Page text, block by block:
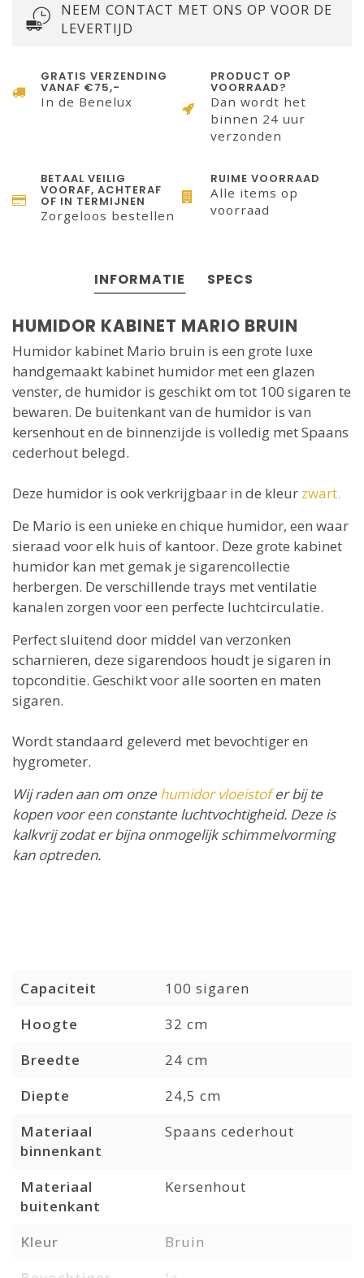
NEEM CONTACT MET ONS OP VOOR DE
LEVERTIJD
GRATIS VERZENDING
VANAF €75,-
In de Benelux
PRODUCT OP
VOORRAAD?
Dan wordt het
binnen 24 uur
verzonden
BETAAL VEILIG
VOORAF, ACHTERAF
OF IN TERMIJNEN
Zorgeloos bestellen
RUIME VOORRAAD
Alle items op
voorraad
INFORMATIE SPECS
HUMIDOR KABINET MARIO BRUIN
Humidor kabinet Mario bruin is een grote luxe
handgemaakt kabinet humidor met een glazen
venster, de humidor is geschikt om tot 100 sigaren te
bewaren. De buitenkant van de humidor is van
kersenhout en de binnenzijde is volledig met Spaans
cederhout belegd.
Deze humidor is ook verkrijgbaar in de kleur zwart.
De Mario is een unieke en chique humidor, een waar
sieraad voor elk huis of kantoor. Deze grote kabinet
humidor kan met gemak je sigarencollectie
herbergen. De verschillende trays met ventilatie
kanalen zorgen voor een perfecte luchtcirculatie.
Perfect sluitend door middel van verzonken
scharnieren, deze sigarendoos houdt je sigaren in
topconditie. Geschikt voor alle soorten en maten
sigaren.
Wordt standaard geleverd met bevochtiger en
hygrometer.
Wij raden aan om onze humidor vloeistofer bij te
kopen voor een constante luchtvochtigheid. Deze is
kalkvrij zodat er bijna onmogelijk schimmelvorming
kan optreden.
Capaciteit
100 sigaren
Hoogte
32 cm
Breedte
24 cm
Diepte
24,5 cm
Materiaal
binnenkant
Spaans cederhout
Materiaal
buitenkant
Kersenhout
Kleur
Bruin